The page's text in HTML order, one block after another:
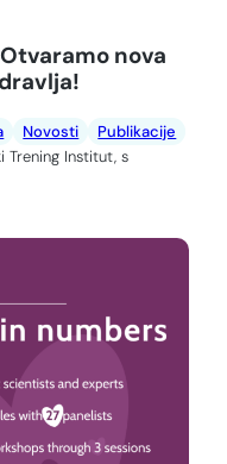
nova
Novosti
Publikacije
Trening Institut, s